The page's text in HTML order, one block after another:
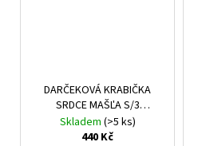
DARČEKOVÁ KRABIČKA
SRDCE MAŠĽA S/3
22,7x19,8x9-
30,8x28x11,7CM ČERVENÁ
Skladem (>5 ks)
440 Kč